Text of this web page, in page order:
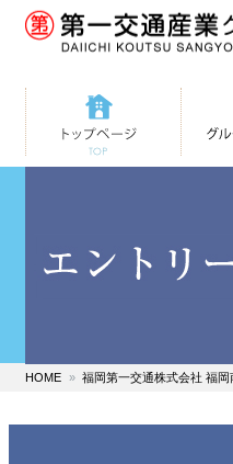
トップページ 第
HOME 福岡第一交通株式会社 福